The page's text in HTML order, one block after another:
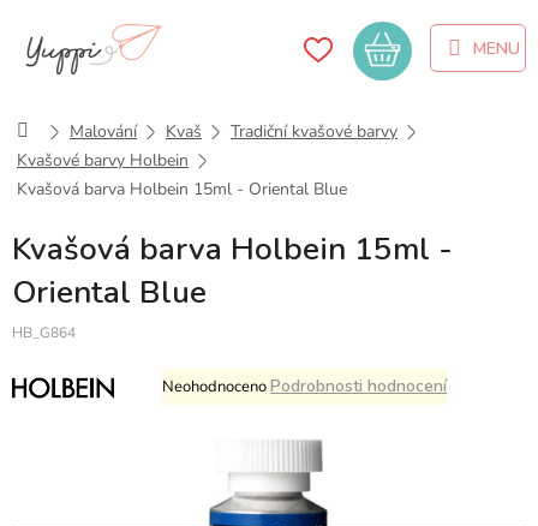
obsah
Nákupní
košík
DomůMalování Kvaš
Tradiční kvašové barvy
Kvašové barvy Holbein
Kvašová barva Holbein 15ml - Oriental Blue
Kvašová barva Holbein 15ml -
Oriental Blue
HB_G864
Průměrné
hodnocení
NeohodnocenoPodrobnosti hodnocení